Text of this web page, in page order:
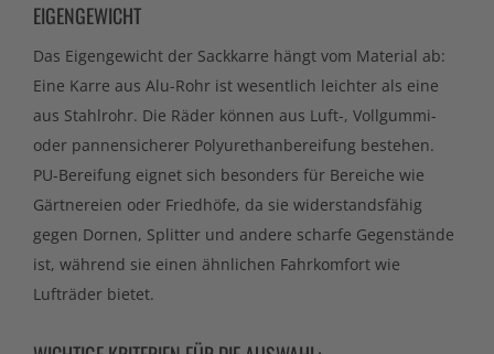
EIGENGEWICHT
Das Eigengewicht der Sackkarre hängt vom Material ab:
Eine Karre aus Alu-Rohr ist wesentlich leichter als eine
aus Stahlrohr. Die Räder können aus Luft-, Vollgummi-
oder pannensicherer Polyurethanbereifung bestehen.
PU-Bereifung eignet sich besonders für Bereiche wie
Gärtnereien oder Friedhöfe, da sie widerstandsfähig
gegen Dornen, Splitter und andere scharfe Gegenstände
ist, während sie einen ähnlichen Fahrkomfort wie
Lufträder bietet.